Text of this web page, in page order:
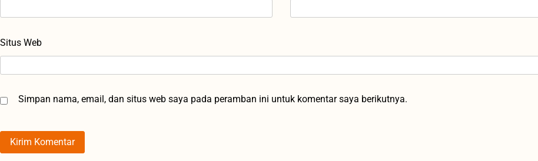
Situs Web
Simpan nama, email, dan situs web saya pada peramban ini untuk komentar saya berikutnya.